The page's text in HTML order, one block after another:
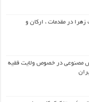
زهرا در مقدمات ، ارکان و
مصنوعی در خصوص ولایت فقیه